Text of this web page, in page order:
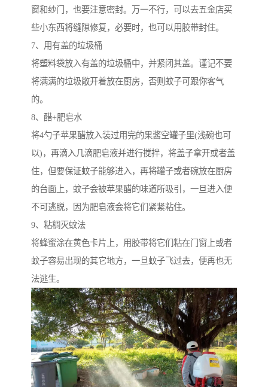
窗和纱门，也要注意密封。万一不行，可以去五金店买
些小东西将缝隙修复，必要时，也可以用胶带封住。
7、用有盖的垃圾桶
将塑料袋放入有盖的垃圾桶中，并紧闭其盖。谨记不要
将满满的垃圾敞开着放在厨房，否则蚊子可跟你客气
的。
8、醋+肥皂水
将4勺子苹果醋放入装过用完的果酱空罐子里(浅碗也可
以)，再滴入几滴肥皂液并进行搅拌，将盖子拿开或者盖
住，但要保证蚊子能够进入，再将罐子或者碗放在厨房
的台面上，蚊子会被苹果醋的味道所吸引，一旦进入便
不可逃脱，因为肥皂液会将它们紧紧粘住。
9、粘稠灭蚊法
将蜂蜜涂在黄色卡片上，用胶带将它们粘在门窗上或者
蚊子容易出现的其它地方，一旦蚊子飞过去，便再也无
法逃生。